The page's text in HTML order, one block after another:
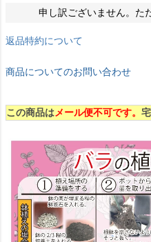
申し訳ございません。た
返品特約について
商品についてのお問い合わせ
この商品はメール便不可です。